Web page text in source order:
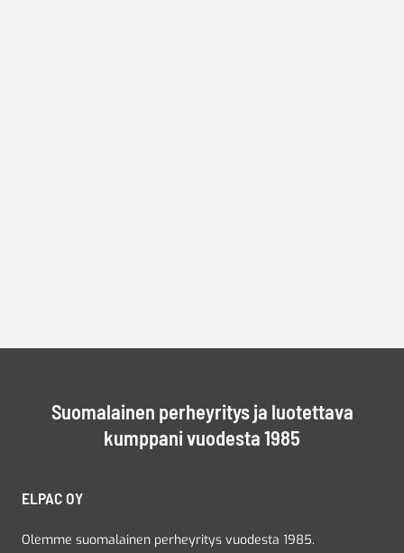
Suomalainen perheyritys ja luotettava
kumppani vuodesta 1985
ELPAC OY
Olemme suomalainen perheyritys vuodesta 1985.